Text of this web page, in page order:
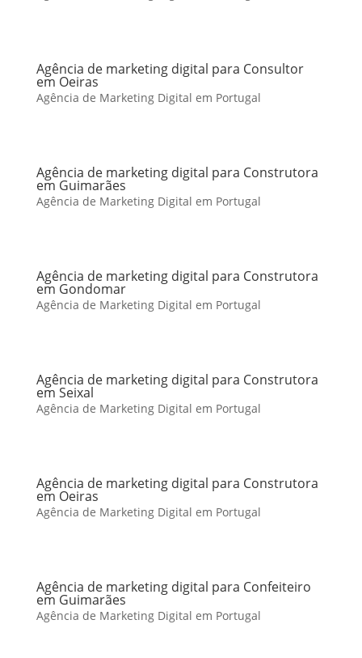
Agência de marketing digital para Consultor
em Oeiras
Agência de Marketing Digital em Portugal
Agência de marketing digital para Construtora
em Guimarães
Agência de Marketing Digital em Portugal
Agência de marketing digital para Construtora
em Gondomar
Agência de Marketing Digital em Portugal
Agência de marketing digital para Construtora
em Seixal
Agência de Marketing Digital em Portugal
Agência de marketing digital para Construtora
em Oeiras
Agência de Marketing Digital em Portugal
Agência de marketing digital para Confeiteiro
em Guimarães
Agência de Marketing Digital em Portugal